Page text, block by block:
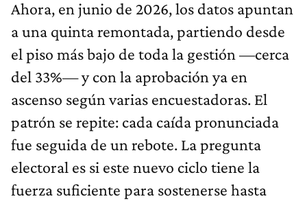
Ahora, en junio de 2026, los datos apuntan
a una quinta remontada, partiendo desde
el piso más bajo de toda la gestión —cerca
del 33%— y con la aprobación ya en
ascenso según varias encuestadoras. El
patrón se repite: cada caída pronunciada
fue seguida de un rebote. La pregunta
electoral es si este nuevo ciclo tiene la
fuerza suficiente para sostenerse hasta